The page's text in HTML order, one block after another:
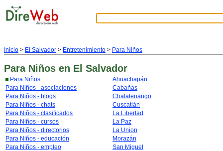
Inicio > El Salvador > Entretenimiento > Para Niños
Para Niños en El Salvador
Para Niños
Para Niños - asociaciones
Para Niños - blogs
Para Niños - chats
Para Niños - clasificados
Para Niños - cursos
Para Niños - directorios
Para Niños - educación
Para Niños - empleo
Ahuachapán
Cabañas
Chalatenango
Cuscatlán
La Libertad
La Paz
La Union
Morazán
San Miguel